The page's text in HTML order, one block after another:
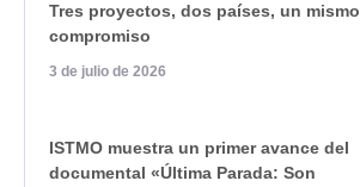
Tres proyectos, dos países, un mismo
compromiso
3 de julio de 2026
ISTMO muestra un primer avance del
documental «Última Parada: Son